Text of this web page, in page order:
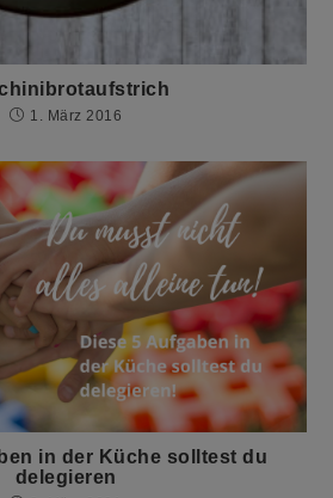
1. März 2016
in der Küche solltest du
delegieren